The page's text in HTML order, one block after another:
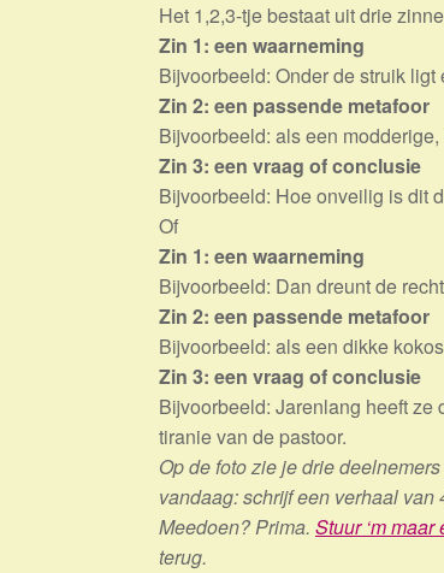
Het 1,2,3-tje bestaat uit drie
Zin 1: een waarneming
Bijvoorbeeld: Onder de struik ligt
Zin 2: een passende metafoor
Bijvoorbeeld: als een
Zin 3: een vraag of conclusie
Bijvoorbeeld: Hoe onveilig is dit
Of
Zin 1: een waarneming
Bijvoorbeeld: Dan dreunt de
Zin 2: een passende metafoor
Bijvoorbeeld: als een dikke
Zin 3: een vraag of conclusie
Bijvoorbeeld: Jarenlang heeft
tiranie van de pastoor.
Op de foto zie je drie
vandaag: schrijf een verhaal
Meedoen? Prima. Stuur ‘m maar
terug.